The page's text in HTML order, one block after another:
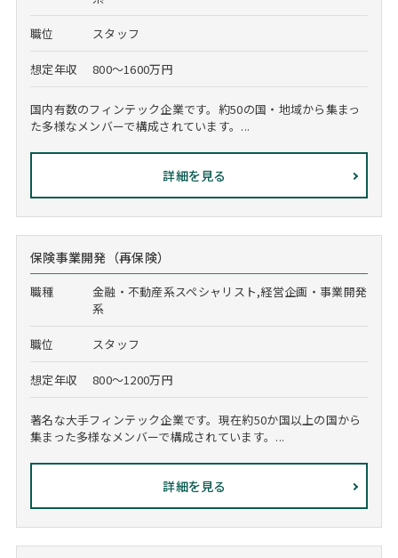
職位 スタッフ
想定年収 800～1600万円
国内有数のフィンテック企業です。約50の国・地域から集まっ
た多様なメンバーで構成されています。...
詳細を見る
保険事業開発（再保険）
職種
金融・不動産系スペシャリスト,経営企画・事業開発
系
職位 スタッフ
想定年収 800～1200万円
著名な大手フィンテック企業です。現在約50か国以上の国から
集まった多様なメンバーで構成されています。...
詳細を見る